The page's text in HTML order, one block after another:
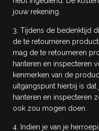
jouw rekening.
3. Tijdens de bedenktijd
de te retourneren
mag de te retourneren
hanteren en inspecteren
kenmerken van de
uitgangspunt hierbij is
hanteren en inspecteren
ook zou mogen doen.
4. Indien je van je